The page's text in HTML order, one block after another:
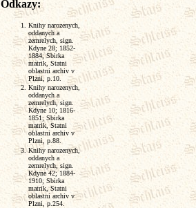
Odkazy:
Knihy narozenych,
oddanych a
zemrelych, sign.
Kdyne 28; 1852-
1884; Sbirka
matrik, Statni
oblastni archiv v
Plzni, p.10.
Knihy narozenych,
oddanych a
zemrelych, sign.
Kdyne 10; 1816-
1851; Sbirka
matrik, Statni
oblastni archiv v
Plzni, p.88.
Knihy narozenych,
oddanych a
zemrelych, sign.
Kdyne 42; 1884-
1910; Sbirka
matrik, Statni
oblastni archiv v
Plzni, p.254.